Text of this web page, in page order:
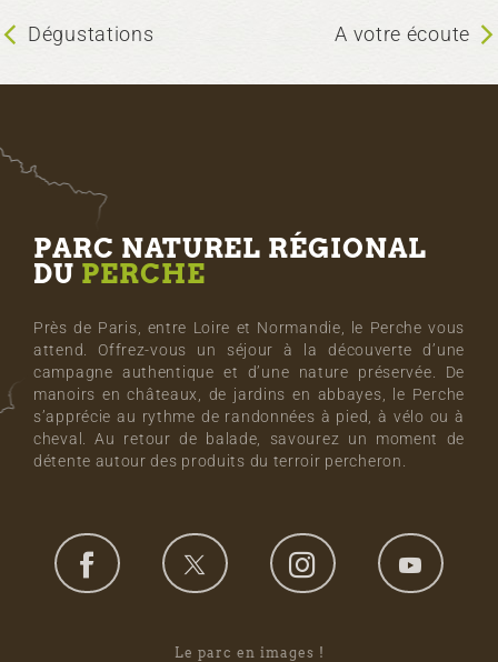
Dégustations A votre écoute
PARC NATUREL RÉGIONAL
DU PERCHE
Près de Paris, entre Loire et Normandie, le Perche vous
attend. Offrez-vous un séjour à la découverte d’une
campagne authentique et d’une nature préservée. De
manoirs en châteaux, de jardins en abbayes, le Perche
s’apprécie au rythme de randonnées à pied, à vélo ou à
cheval. Au retour de balade, savourez un moment de
détente autour des produits du terroir percheron.
Le parc en images !